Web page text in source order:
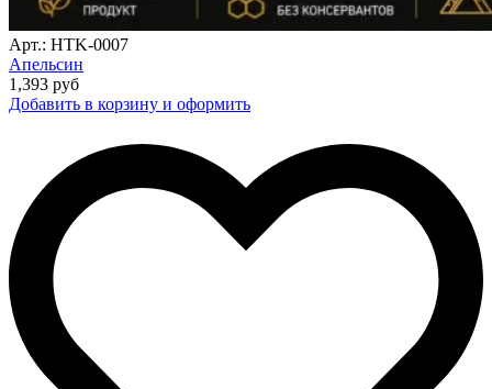
Арт.: HTK-0007
Апельсин
1,393 руб
Добавить в корзину и оформить